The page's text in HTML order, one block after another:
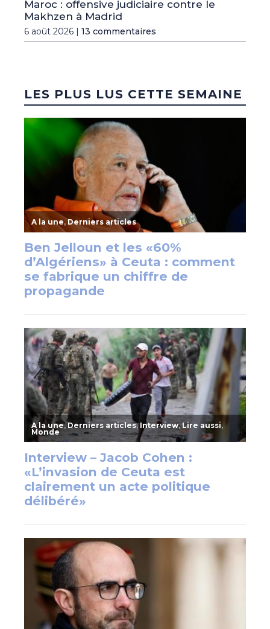
Maroc : offensive judiciaire contre le
Makhzen à Madrid
6 août 2026 | 13 commentaires
LES PLUS LUS CETTE SEMAINE